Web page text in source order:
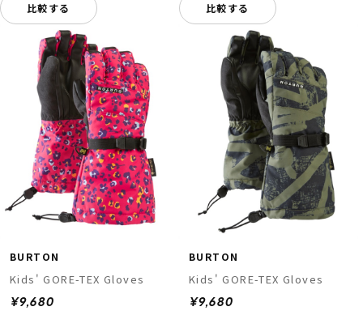
比較する 比較する
BURTON
Kids' GORE-TEX Gloves
¥9,680
BURTON
Kids' GORE-TEX Gloves
¥9,680